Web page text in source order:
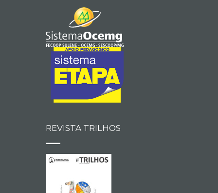
REVISTA TRILHOS